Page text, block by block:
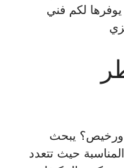
لكم فني
يبحث
حيث تتعدد